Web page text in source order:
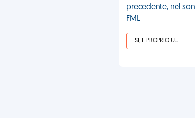
precedente, nel
FML
SÌ, È PROPRIO UNA VDM!